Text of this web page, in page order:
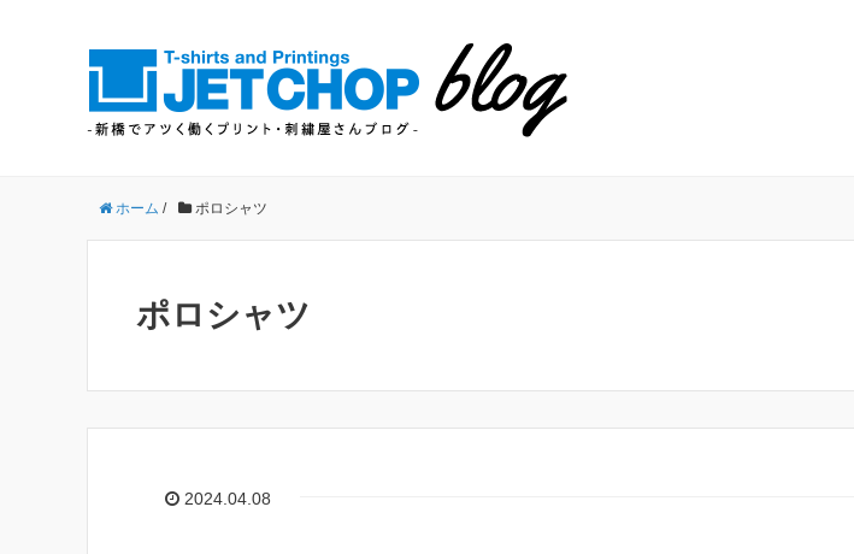
ホーム / ポロシャツ
ポロシャツ
2024.04.08